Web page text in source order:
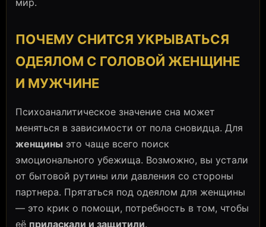
ПОЧЕМУ СНИТСЯ УКРЫВАТЬСЯ
ОДЕЯЛОМ С ГОЛОВОЙ ЖЕНЩИНЕ
И МУЖЧИНЕ
Психоаналитическое значение сна может
меняться в зависимости от пола сновидца. Для
женщины это чаще всего поиск
эмоционального убежища. Возможно, вы устали
от бытовой рутины или давления со стороны
партнера. Прятаться под одеялом для женщины
— это крик о помощи, потребность в том, чтобы
её приласкали и защитили.